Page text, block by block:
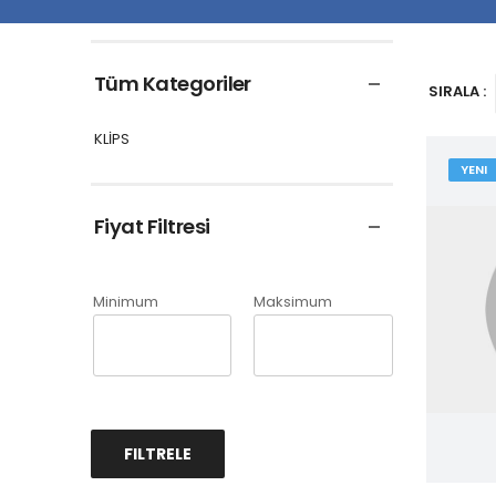
Tüm Kategoriler
KLİPS
Fiyat Filtresi
Minimum Maksimum
FILTRELE
SIRALA :
YENI